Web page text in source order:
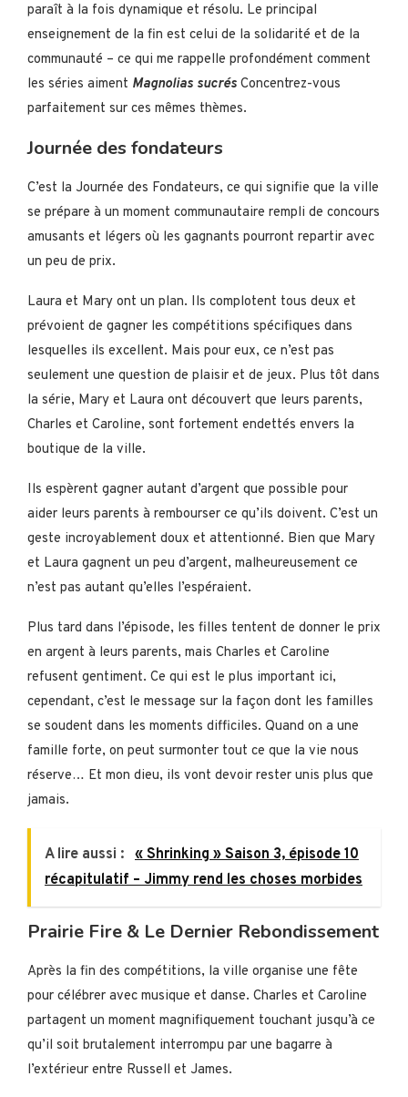
paraît à la fois dynamique et résolu. Le principal
enseignement de la fin est celui de la solidarité et de la
communauté – ce qui me rappelle profondément comment
les séries aiment Magnolias sucrés Concentrez-vous
parfaitement sur ces mêmes thèmes.
Journée des fondateurs
C’est la Journée des Fondateurs, ce qui signifie que la ville
se prépare à un moment communautaire rempli de concours
amusants et légers où les gagnants pourront repartir avec
un peu de prix.
Laura et Mary ont un plan. Ils complotent tous deux et
prévoient de gagner les compétitions spécifiques dans
lesquelles ils excellent. Mais pour eux, ce n’est pas
seulement une question de plaisir et de jeux. Plus tôt dans
la série, Mary et Laura ont découvert que leurs parents,
Charles et Caroline, sont fortement endettés envers la
boutique de la ville.
Ils espèrent gagner autant d’argent que possible pour
aider leurs parents à rembourser ce qu’ils doivent. C’est un
geste incroyablement doux et attentionné. Bien que Mary
et Laura gagnent un peu d’argent, malheureusement ce
n’est pas autant qu’elles l’espéraient.
Plus tard dans l’épisode, les filles tentent de donner le prix
en argent à leurs parents, mais Charles et Caroline
refusent gentiment. Ce qui est le plus important ici,
cependant, c’est le message sur la façon dont les familles
se soudent dans les moments difficiles. Quand on a une
famille forte, on peut surmonter tout ce que la vie nous
réserve… Et mon dieu, ils vont devoir rester unis plus que
jamais.
A lire aussi : « Shrinking » Saison 3, épisode 10
récapitulatif – Jimmy rend les choses morbides
Prairie Fire & Le Dernier Rebondissement
Après la fin des compétitions, la ville organise une fête
pour célébrer avec musique et danse. Charles et Caroline
partagent un moment magnifiquement touchant jusqu’à ce
qu’il soit brutalement interrompu par une bagarre à
l’extérieur entre Russell et James.